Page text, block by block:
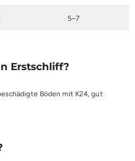
5–7
Erstschliff?
Böden mit K24, gut